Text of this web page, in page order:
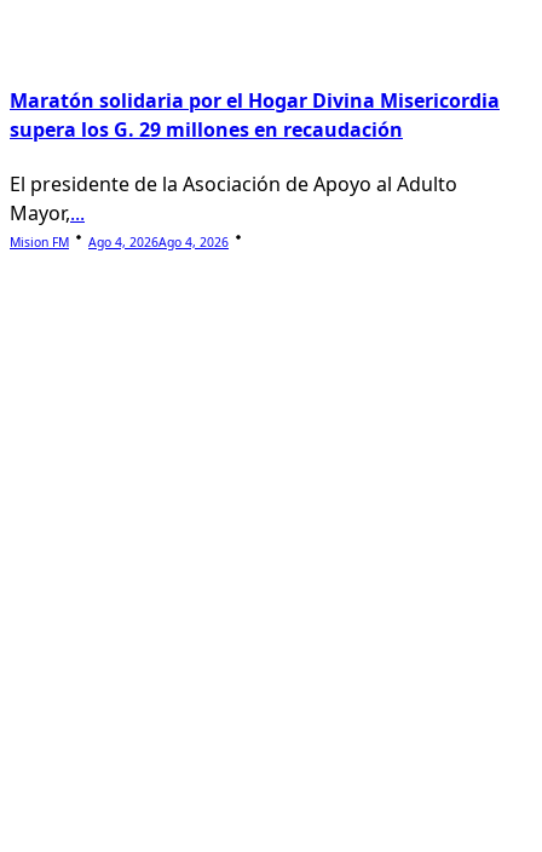
Maratón solidaria por el Hogar Divina Misericordia
supera los G. 29 millones en recaudación
El presidente de la Asociación de Apoyo al Adulto
Mayor,...
Mision FM Ago 4, 2026Ago 4, 2026